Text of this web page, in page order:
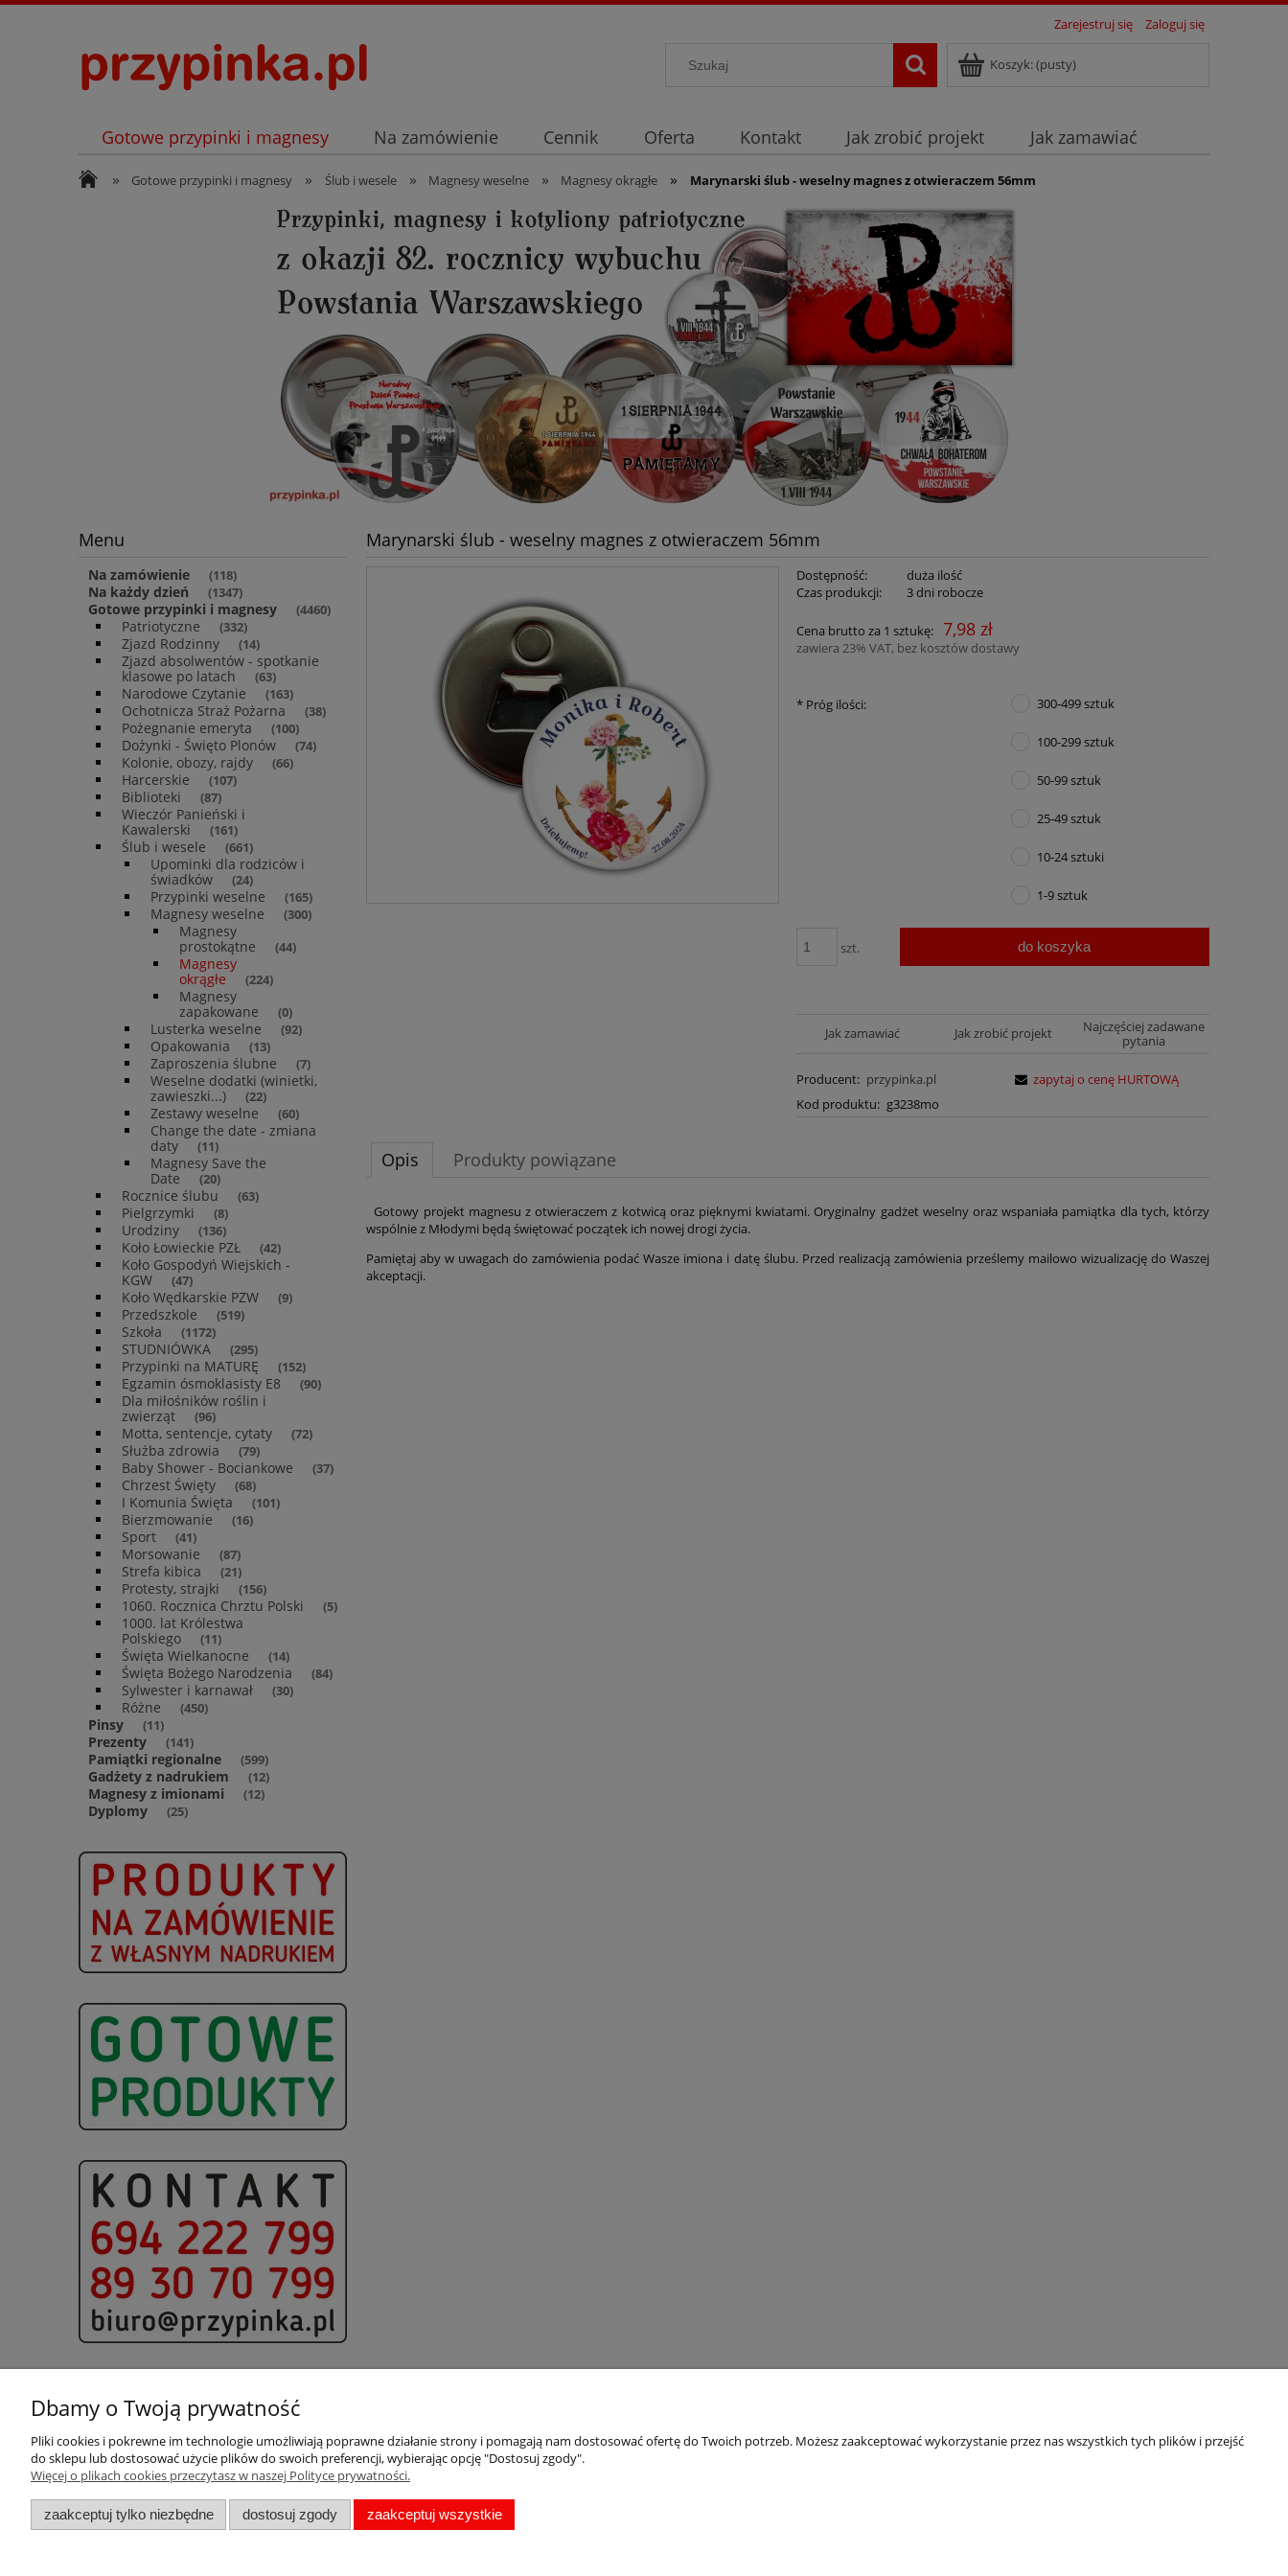
Zarejestruj się Zaloguj się
Koszyk:(pusty)
Gotowe przypinki i magnesy Na zamówienie Cennik Oferta Kontakt Jak zrobić projekt
Jak zamawiać
Archiwum
Listopad
» Gotowe przypinki i magnesy » Ślub i wesele » Magnesy weselne » Magnesy okrągłe » Marynarski ślub - weselny magnes z otwieraczem 56mm
Menu
Na zamówienie (118)
Na każdy dzień (1347)
Gotowe przypinki i magnesy (4460)
Patriotyczne (332)
Zjazd Rodzinny (14)
Zjazd absolwentów - spotkanie
klasowe po latach
(63)
Narodowe Czytanie (163)
Ochotnicza Straż Pożarna (38)
Pożegnanie emeryta (100)
Dożynki - Święto Plonów (74)
Kolonie, obozy, rajdy (66)
Harcerskie (107)
Biblioteki (87)
Wieczór Panieński i
Kawalerski
(161)
Ślub i wesele (661)
Upominki dla rodziców i
świadków
(24)
Przypinki weselne (165)
Magnesy weselne (300)
Magnesy
prostokątne
(44)
Magnesy
okrągłe
(224)
Magnesy
zapakowane
(0)
Lusterka weselne (92)
Opakowania (13)
Zaproszenia ślubne (7)
Weselne dodatki (winietki,
zawieszki...)
(22)
Zestawy weselne (60)
Change the date - zmiana
daty
(11)
Magnesy Save the
Date
(20)
Rocznice ślubu (63)
Pielgrzymki (8)
Urodziny (136)
Koło Łowieckie PZŁ (42)
Koło Gospodyń Wiejskich -
KGW
(47)
Koło Wędkarskie PZW (9)
Przedszkole (519)
Szkoła (1172)
STUDNIÓWKA (295)
Przypinki na MATURĘ (152)
Egzamin ósmoklasisty E8 (90)
Dla miłośników roślin i
zwierząt
(96)
Motta, sentencje, cytaty (72)
Służba zdrowia (79)
Baby Shower - Bociankowe (37)
Chrzest Święty (68)
I Komunia Święta (101)
Bierzmowanie (16)
Sport (41)
Morsowanie (87)
Strefa kibica (21)
Protesty, strajki (156)
1060. Rocznica Chrztu Polski (5)
1000. lat Królestwa
Polskiego
(11)
Święta Wielkanocne (14)
Święta Bożego Narodzenia (84)
Sylwester i karnawał (30)
Różne (450)
Pinsy (11)
Prezenty (141)
Pamiątki regionalne (599)
Gadżety z nadrukiem (12)
Magnesy z imionami (12)
Dyplomy (25)
Marynarski ślub - weselny magnes z otwieraczem 56mm
Dostępność:
duża ilość
Czas produkcji:
3 dni robocze
Cena brutto za 1 sztukę: 7,98 zł
zawiera 23% VAT, bez kosztów dostawy
* Próg ilości: 300-499 sztuk
100-299 sztuk
50-99 sztuk
25-49 sztuk
10-24 sztuki
1-9 sztuk
szt. do koszyka
Jak zamawiać Jak zrobić projekt
Najczęściej zadawane
pytania
Producent: przypinka.pl
Kod produktu: g3238mo
zapytaj o cenę HURTOWĄ
Opis Produkty powiązane
Gotowy projekt magnesu z otwieraczem z kotwicą oraz pięknymi kwiatami. Oryginalny gadżet weselny oraz wspaniała pamiątka dla tych, którzy
wspólnie z Młodymi będą świętować początek ich nowej drogi życia.
Pamiętaj aby w uwagach do zamówienia podać Wasze imiona i datę ślubu. Przed realizacją zamówienia prześlemy mailowo wizualizację do Waszej
akceptacji.
Pomoc
Pytania i odpowiedzi
Metki
Zwroty i reklamacje
Moje konto
Twoje zamówienia
Ustawienia konta
Płatności i dostawa Informacje O nas
Dbamy o Twoją prywatność
Pliki cookies i pokrewne im technologie umożliwiają poprawne działanie strony i pomagają nam dostosować ofertę do Twoich potrzeb. Możesz zaakceptować wykorzystanie przez nas wszystkich tych plików i przejść
do sklepu lub dostosować użycie plików do swoich preferencji, wybierając opcję "Dostosuj zgody".
Więcej o plikach cookies przeczytasz w naszej Polityce prywatności.
zaakceptuj tylko niezbędne dostosuj zgody zaakceptuj wszystkie